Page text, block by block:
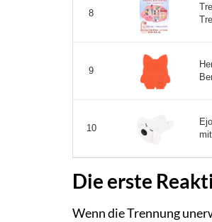
8
9
10
Die erste
Wenn die Trennung